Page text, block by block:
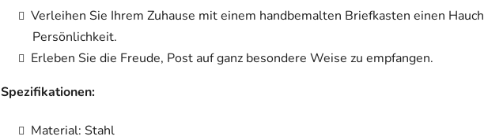
Verleihen Sie Ihrem Zuhause mit einem handbemalten Briefkasten einen
Persönlichkeit.
Erleben Sie die Freude, Post auf ganz besondere Weise zu empfangen.
Spezifikationen:
Material: Stahl